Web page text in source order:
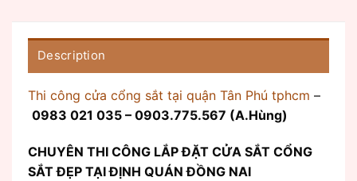
Description
Thi công cửa cổng sắt tại quận Tân Phú tphcm –
0983 021 035 – 0903.775.567 (A.Hùng)
CHUYÊN THI CÔNG LẮP ĐẶT CỬA SẮT CỔNG
SẮT ĐẸP TẠI ĐỊNH QUÁN ĐỒNG NAI